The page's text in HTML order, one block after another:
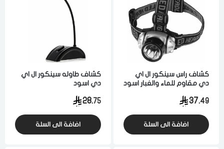
كشاف راس سينكور ال اي
دي مقاوم للماء والغبار اسود
37.49
اضافة الى السلة
كشاف طاوله سينكور ال اي
دي اسود
28.75
اضافة الى السلة
لقد قرأت ووافقت على سياسة الاستخدام
فى حالة تغيير المدينة قد تفقد بعض او كل المنتجات التي تم اضافتها